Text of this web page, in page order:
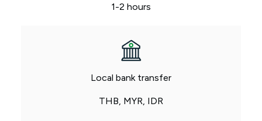
1-2 hours
Local bank transfer
THB, MYR, IDR